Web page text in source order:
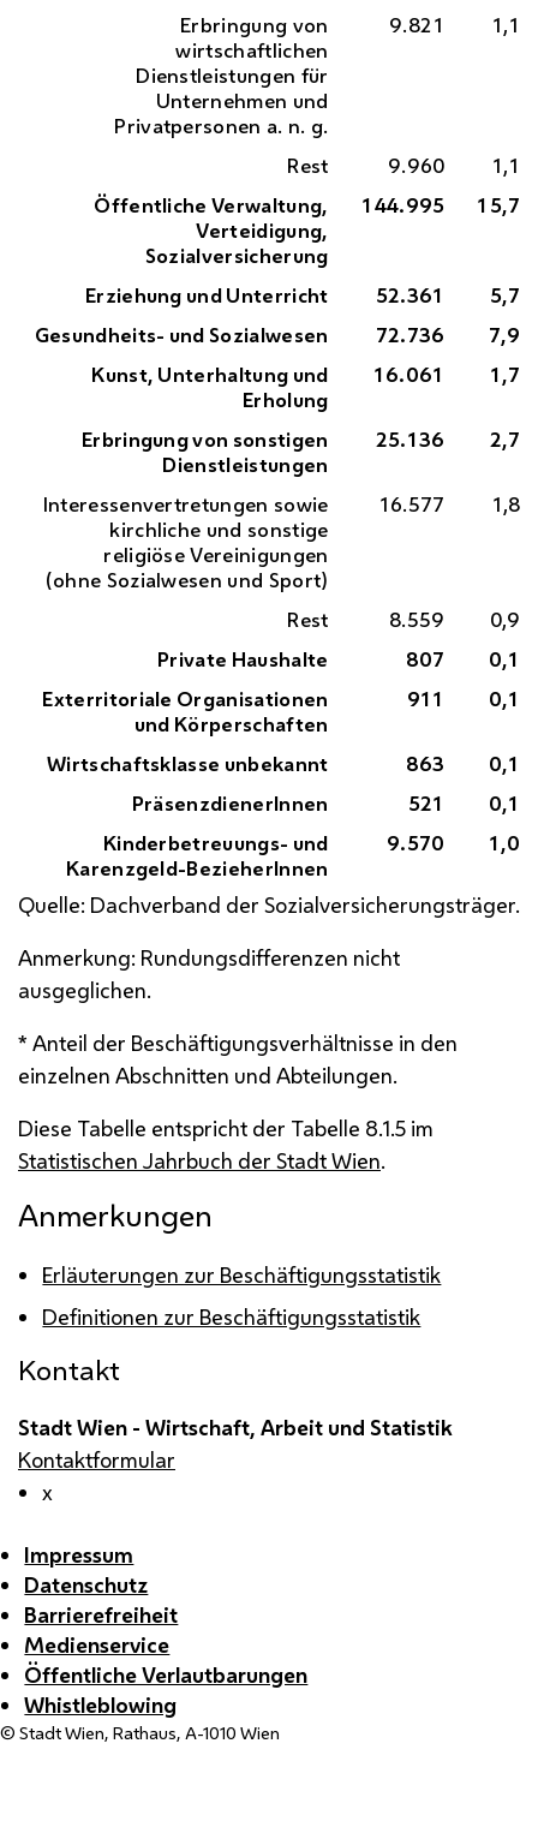
Erbringung von
wirtschaftlichen
Dienstleistungen für
Unternehmen und
Privatpersonen a. n. g.
9.821 1,1
Rest 9.960
1,1
Öffentliche Verwaltung,
Verteidigung,
Sozialversicherung
144.995 15,7
Erziehung und Unterricht 52.361
5,7
Gesundheits- und Sozialwesen
72.736
7,9
Kunst, Unterhaltung und
Erholung
16.061 1,7
Erbringung von sonstigen
Dienstleistungen
25.136 2,7
Interessenvertretungen sowie
kirchliche und sonstige
religiöse Vereinigungen
(ohne Sozialwesen und Sport)
16.577 1,8
Rest 8.559
0,9
Private Haushalte
807
0,1
Exterritoriale Organisationen
und Körperschaften
911 0,1
Wirtschaftsklasse unbekannt 863
0,1
PräsenzdienerInnen
521
0,1
Kinderbetreuungs- und
Karenzgeld-BezieherInnen
9.570 1,0
Quelle: Dachverband der Sozialversicherungsträger.
Anmerkung: Rundungsdifferenzen nicht
ausgeglichen.
* Anteil der Beschäftigungsverhältnisse in den
einzelnen Abschnitten und Abteilungen.
Diese Tabelle entspricht der Tabelle 8.1.5 im
Statistischen Jahrbuch der Stadt Wien.
Anmerkungen
Erläuterungen zur Beschäftigungsstatistik
Definitionen zur Beschäftigungsstatistik
Kontakt
Stadt Wien - Wirtschaft, Arbeit und Statistik
Kontaktformular
x
Impressum
Datenschutz
Barrierefreiheit
Medienservice
Öffentliche Verlautbarungen
Whistleblowing
© Stadt Wien, Rathaus, A-1010 Wien